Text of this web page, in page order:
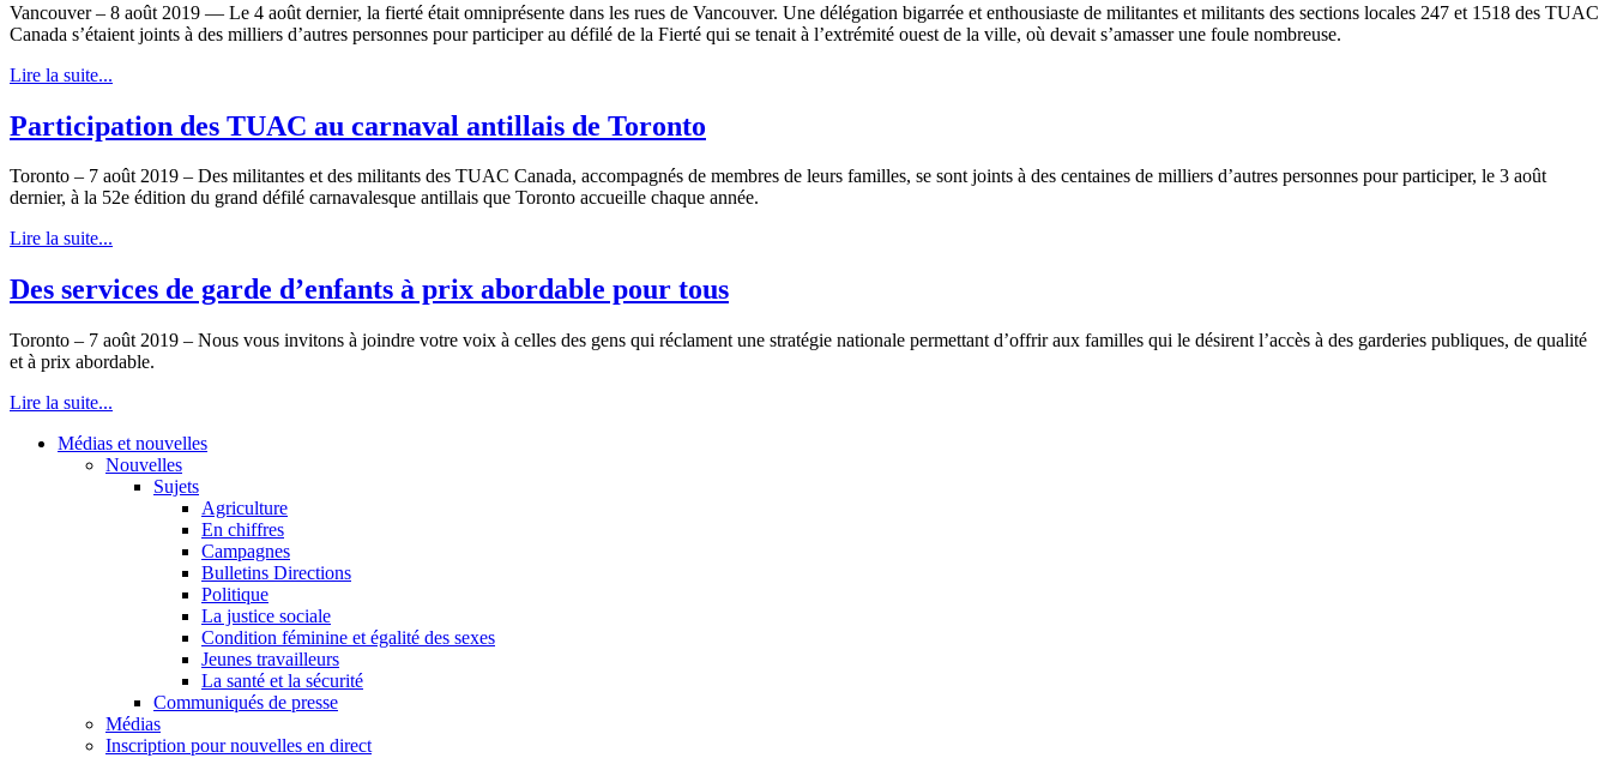
Vancouver – 8 août 2019 — Le 4 août dernier, la fierté était omniprésente dans les rues de Vancouver. Une délégation bigarrée et enthousiaste de militantes et militants des sections locales 247 et 1518 des TUAC
Canada s’étaient joints à des milliers d’autres personnes pour participer au défilé de la Fierté qui se tenait à l’extrémité ouest de la ville, où devait s’amasser une foule nombreuse.
Lire la suite...
Participation des TUAC au carnaval antillais de Toronto
Toronto – 7 août 2019 – Des militantes et des militants des TUAC Canada, accompagnés de membres de leurs familles, se sont joints à des centaines de milliers d’autres personnes pour participer, le 3 août
dernier, à la 52e édition du grand défilé carnavalesque antillais que Toronto accueille chaque année.
Lire la suite...
Des services de garde d’enfants à prix abordable pour tous
Toronto – 7 août 2019 – Nous vous invitons à joindre votre voix à celles des gens qui réclament une stratégie nationale permettant d’offrir aux familles qui le désirent l’accès à des garderies publiques, de qualité
et à prix abordable.
Lire la suite...
Médias et nouvelles
Nouvelles
Sujets
Agriculture
En chiffres
Campagnes
Bulletins Directions
Politique
La justice sociale
Condition féminine et égalité des sexes
Jeunes travailleurs
La santé et la sécurité
Communiqués de presse
Médias
Inscription pour nouvelles en direct